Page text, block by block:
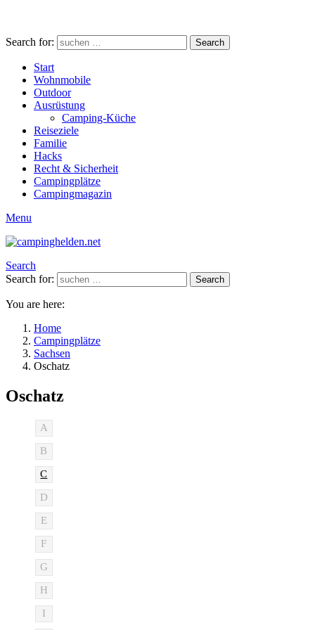
Search for: Search
Start
Wohnmobile
Outdoor
Ausrüstung
Camping-Küche
Reiseziele
Familie
Hacks
Recht & Sicherheit
Campingplätze
Campingmagazin
Menu
Search
Search for:
Search
You are here:
Home
Campingplätze
Sachsen
Oschatz
Oschatz
A
B
C
D
E
F
G
H
I